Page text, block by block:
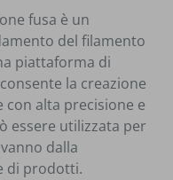
fusa è un
del filamento
piattaforma di
la creazione
alta precisione e
essere utilizzata per
dalla
di prodotti.